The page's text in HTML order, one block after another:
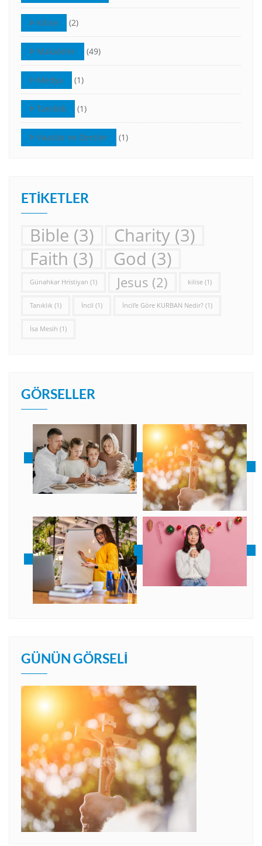
Kilise (2)
Makaleler (49)
Medya (1)
Tanıklık (1)
Vaazlar ve Dersler (1)
ETIKETLER
Bible (3) Charity (3)
Faith (3) God (3)
Günahkar Hristiyan (1) Jesus (2) kilise (1)
Tanıklık (1) İncil (1) İncil’e Göre KURBAN Nedir? (1)
İsa Mesih (1)
GÖRSELLER
GÜNÜN GÖRSELI